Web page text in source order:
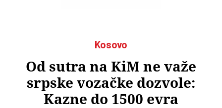
Kosovo
Od sutra na KiM ne važe
srpske vozačke dozvole:
Kazne do 1500 evra